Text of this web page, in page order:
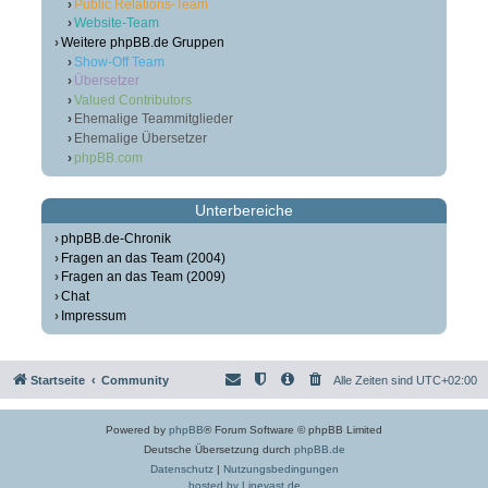
Public Relations-Team
Website-Team
Weitere phpBB.de Gruppen
Show-Off Team
Übersetzer
Valued Contributors
Ehemalige Teammitglieder
Ehemalige Übersetzer
phpBB.com
Unterbereiche
phpBB.de-Chronik
Fragen an das Team (2004)
Fragen an das Team (2009)
Chat
Impressum
Startseite Community Alle Zeiten sind UTC+02:00
Powered by phpBB® Forum Software © phpBB Limited
Deutsche Übersetzung durch phpBB.de
Datenschutz| Nutzungsbedingungen
hosted by Linevast.de